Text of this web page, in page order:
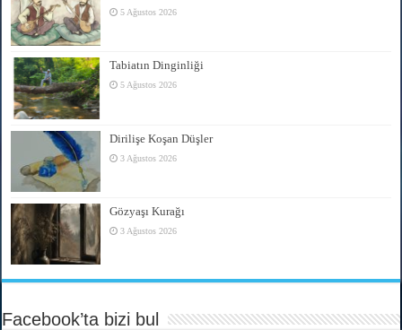
5 Ağustos 2026
Tabiatın Dinginliği
5 Ağustos 2026
Dirilişe Koşan Düşler
3 Ağustos 2026
Gözyaşı Kurağı
3 Ağustos 2026
Facebook’ta bizi bul